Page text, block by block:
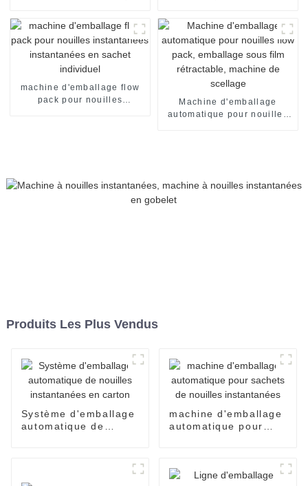
machine d'emballage flow
pack pour nouilles
Machine d'emballage
automatique pour nouilles
Produits Les Plus Vendus
Système d'emballage
automatique de
machine d'emballage
automatique pour